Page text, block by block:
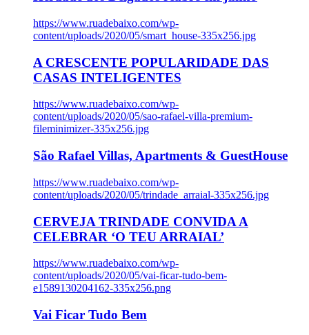
https://www.ruadebaixo.com/wp-
content/uploads/2020/05/smart_house-335x256.jpg
A CRESCENTE POPULARIDADE DAS
CASAS INTELIGENTES
https://www.ruadebaixo.com/wp-
content/uploads/2020/05/sao-rafael-villa-premium-
fileminimizer-335x256.jpg
São Rafael Villas, Apartments & GuestHouse
https://www.ruadebaixo.com/wp-
content/uploads/2020/05/trindade_arraial-335x256.jpg
CERVEJA TRINDADE CONVIDA A
CELEBRAR ‘O TEU ARRAIAL’
https://www.ruadebaixo.com/wp-
content/uploads/2020/05/vai-ficar-tudo-bem-
e1589130204162-335x256.png
Vai Ficar Tudo Bem